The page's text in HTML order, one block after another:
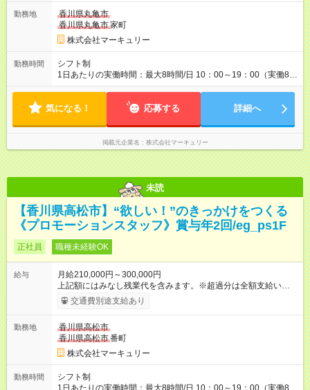
に1回の「年次昇給」があり、仕事での成果にあわせて昇給しま
す。特に頑張っている人は、上長の裁量でさらにプラスの昇給
となることも。努力や成長が収入につながる環境です。 【試用
期間】試用期間あり 試用期間の長さ：3ヶ月 雇用形態、給与は
本採用時と同じです。
勤務地
香川県丸亀市
香川県丸亀市家町
株式会社マーキュリー
勤務時間
シフト制
1日あたりの実働時間：最大8時間/日 10：00～19：00（実働8時
間） ※勤務地により異なります。
気になる！ 応募する 詳細へ
掲載元企業名 株式会社マーキュリー
未読
【香川県高松市】“欲しい！”のきっかけをつくる
《プロモーションスタッフ》賞与年2回/eg_ps1F
正社員 職種未経験OK
給与
月給210,000円～300,000円
上記額にはみなし残業代を含みます。※超過分は全額支給いたし
ます。 みなし残業代 14,616円／月 みなし残業時間 10時間／月
※能力やスキルを考慮の上、当社規程により決定します。 ーー
に1回の「年次昇給」があり、仕事での成果にあわせて昇給しま
す。特に頑張っている人は、上長の裁量でさらにプラスの昇給
となることも。努力や成長が収入につながる環境です。 【試用
期間】試用期間あり 試用期間の長さ：3ヶ月 雇用形態、給与は
本採用時と同じです。
交通費別途支給あり
勤務地
香川県高松市
香川県高松市番町
株式会社マーキュリー
勤務時間
シフト制
1日あたりの実働時間：最大8時間/日 10：00～19：00（実働8時